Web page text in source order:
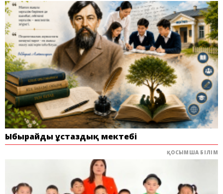
Ыбырайдың ұстаздық мектебі
ҚОСЫМША БІЛІМ